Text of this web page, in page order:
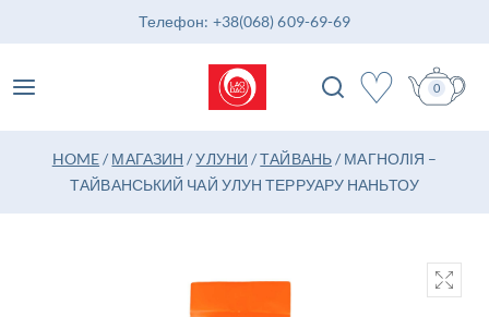
Телефон: +38(068) 609-69-69
♡ 0
HOME/ МАГАЗИН / УЛУНИ /ТАЙВАНЬ/ МАГНОЛІЯ –
ТАЙВАНСЬКИЙ ЧАЙ УЛУН ТЕРРУАРУ НАНЬТОУ